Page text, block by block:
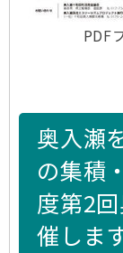
PDF
奥入瀬
の集積
度第2
催しま